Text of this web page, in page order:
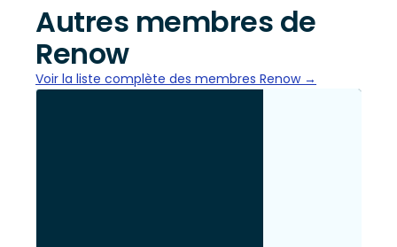
Autres membres de
Renow
Voir la liste complète des membres Renow →